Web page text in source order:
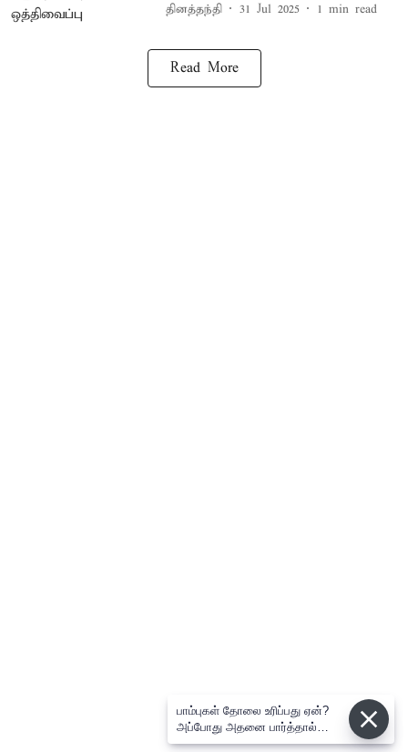
தினத்தந்தி 31 Jul 2025 1 min read
Read More
பாம்புகள் தோலை உரிப்பது ஏன்?
அப்போது அதனை பார்த்தால்
பழிவாங்குமா?